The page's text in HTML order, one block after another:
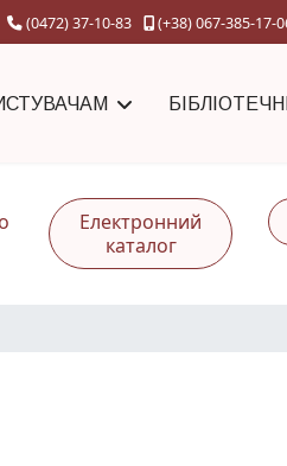
(0472) 37-10-83 (+38) 067-385-17-
Електронний
каталог